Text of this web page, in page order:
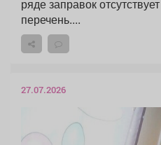
ряде заправок
перечень....
27.07.2026